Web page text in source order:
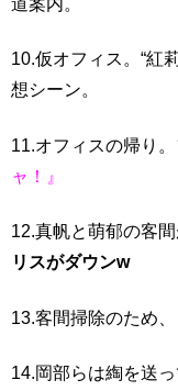
道案内。
10.仮オフィス。“紅
想シーン。
11.オフィスの帰り
ャ！』
12.真帆と萌郁の客
リスがダウンw
13.客間掃除のため、
14.岡部らは綯を送